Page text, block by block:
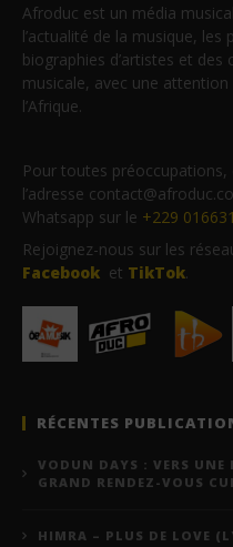
Afroduc est un média
l’actualité de la musique, les
biographies d’artistes et
musicale, avec une
l’Afrique.
Pour toutes
l’adresse
Whatsapp sur le +229
Rejoignez-nous sur les
Facebook et TikTok.
RÉCENTES
VODUN DAYS : VERS UNE
GRAND RENDEZ-VOUS
HIMRA – PLUS DE LOVE